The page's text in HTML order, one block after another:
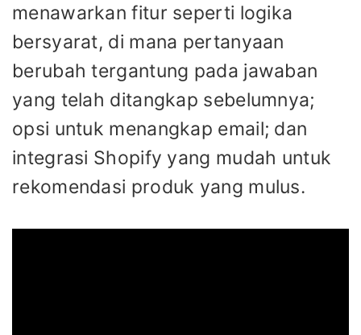
menawarkan fitur seperti logika
bersyarat, di mana pertanyaan
berubah tergantung pada jawaban
yang telah ditangkap sebelumnya;
opsi untuk menangkap email; dan
integrasi Shopify yang mudah untuk
rekomendasi produk yang mulus.